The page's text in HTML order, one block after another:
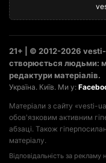
21+ | © 2012-2026
створюється людьми:
редактури матеріалів.
Україна. Київ. Ми у:
Матеріали з сайту «vesti-
обов'язковим активним
абзаці. Також
матеріалу.
Відповідальність за